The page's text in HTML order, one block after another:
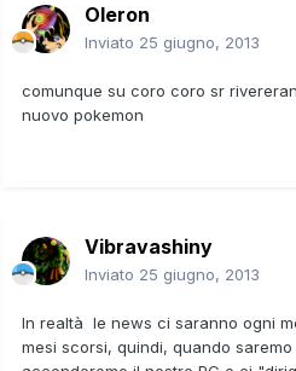
Oleron
Inviato 25 giugno, 2013
comunque su coro coro sr
nuovo pokemon
Vibravashiny
Inviato 25 giugno, 2013
In realtà le news ci saranno ogni
mesi scorsi, quindi, quando